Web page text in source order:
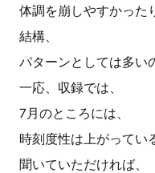
体調を崩しやすかった
結構、
パターンとしては多い
一応、収録では、
7月のところには、
時刻度性は上がってい
聞いていただければ、